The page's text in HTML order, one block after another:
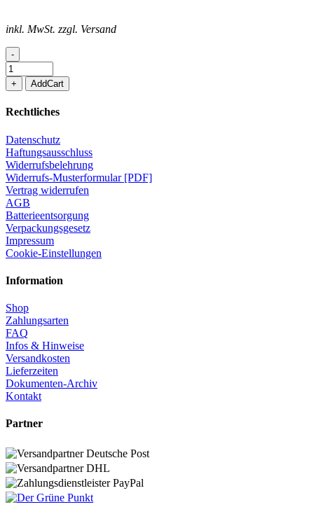
inkl. MwSt. zzgl. Versand
-
+ AddCart
Rechtliches
Datenschutz
Haftungsausschluss
Widerrufsbelehrung
Widerrufs-Musterformular [PDF]
Vertrag widerrufen
AGB
Batterieentsorgung
Verpackungsgesetz
Impressum
Cookie-Einstellungen
Information
Shop
Zahlungsarten
FAQ
Infos & Hinweise
Versandkosten
Lieferzeiten
Dokumenten-Archiv
Kontakt
Partner